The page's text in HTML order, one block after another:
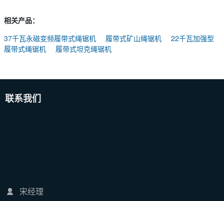
相关产品：
37千瓦永磁变频履带式绳锯机
履带式矿山绳锯机
22千瓦加强型
履带式绳锯机
履带式坦克绳锯机
联系我们
宋经理